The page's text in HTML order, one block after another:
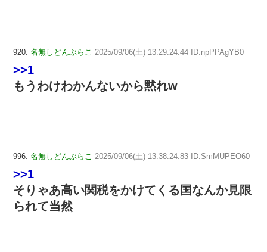
920: 名無しどんぶらこ 2025/09/06(土) 13:29:24.44 ID:npPPAgYB0
>>1
もうわけわかんないから黙れw
996: 名無しどんぶらこ 2025/09/06(土) 13:38:24.83 ID:SmMUPEO60
>>1
そりゃあ高い関税をかけてくる国なんか見限
られて当然